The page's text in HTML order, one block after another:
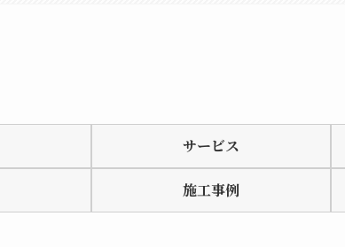
サービス
施工事例